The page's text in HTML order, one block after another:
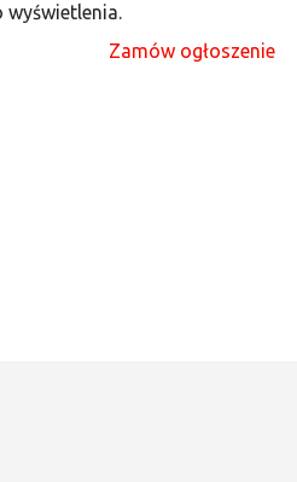
wyświetlenia.
Zamów ogłoszenie